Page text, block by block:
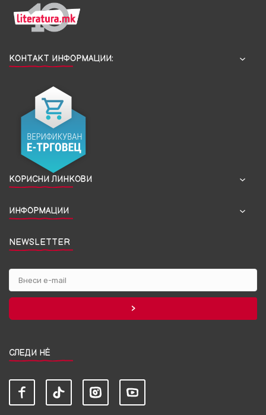
КОНТАКТ ИНФОРМАЦИИ:
КОРИСНИ ЛИНКОВИ
ИНФОРМАЦИИ
NEWSLETTER
СЛЕДИ НЀ